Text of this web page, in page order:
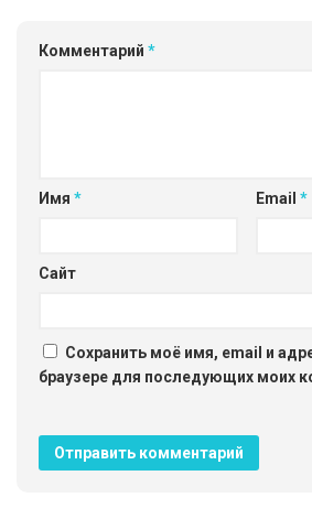
Комментарий *
Имя * Email *
Сайт
Сохранить моё имя, email и
браузере для последующих моих